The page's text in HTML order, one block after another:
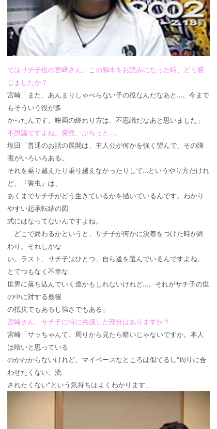
ではサチ子役の宮崎さん。この脚本をお読みになった時、どう感
じましたか？
宮崎「また、あんまりしゃべらない子の役なんだなあと…。今まで
もそういう役が多
かったんです。映画の終わり方は、不思議だなあと思いました」
不思議ですよね。突然、ぷちっと…。
塩田「普通のお話の展開は、主人公が何かを強く望んで、その障
害がいろいろある。
それを乗り越えたり乗り越えなかったりして…というやり方だけれ
ど。『害虫』は、
あくまでサチ子がどう生きているかを描いているんです。わかり
やすい起承転結の図
式にはなってないんですよね。
どこで終わるかというと、サチ子が何かに決着をつけた時が終
わり。それしかな
い。ラスト、サチ子はひとつ、自ら道を選んでいるんですよね。
とてつもなく不幸な
世界に落ち込んでいく道かもしれないけれど…。それがサチ子の世
の中に対する最後
の抵抗でもあるし強さでもある」
宮崎さん、サチ子に特に共感した部分はありますか？
宮崎「サッちゃんて、周りから見たら暗いじゃないですか。本人
は暗いと思っている
のかわからないけれど。マイペースなところは似てるし“周りに合
わせたくない、流
されたくない”という気持ちはよくわかります」